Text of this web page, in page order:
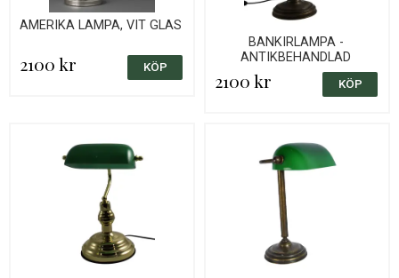
AMERIKA LAMPA, VIT GLAS
2100 kr
BANKIRLAMPA -
ANTIKBEHANDLAD
2100 kr